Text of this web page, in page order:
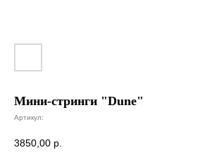
Мини-стринги "Dune"
Артикул:
3850,00 р.